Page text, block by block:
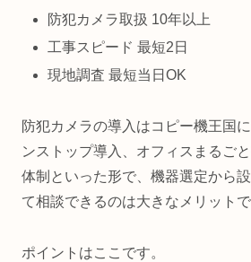
防犯カメラ取扱 10年以上
工事スピード 最短2日
現地調査 最短当日OK
防犯カメラの導入はコピー機王国
ンストップ導入、オフィスまるご
体制といった形で、機器選定から
て相談できるのは大きなメリットで
ポイントはここです。